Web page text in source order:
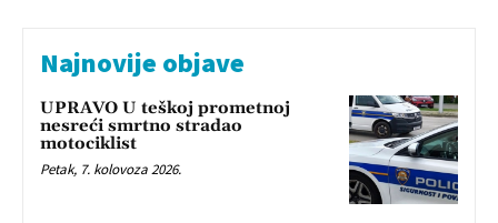
Najnovije objave
UPRAVO U teškoj prometnoj
nesreći smrtno stradao
motociklist
Petak, 7. kolovoza 2026.